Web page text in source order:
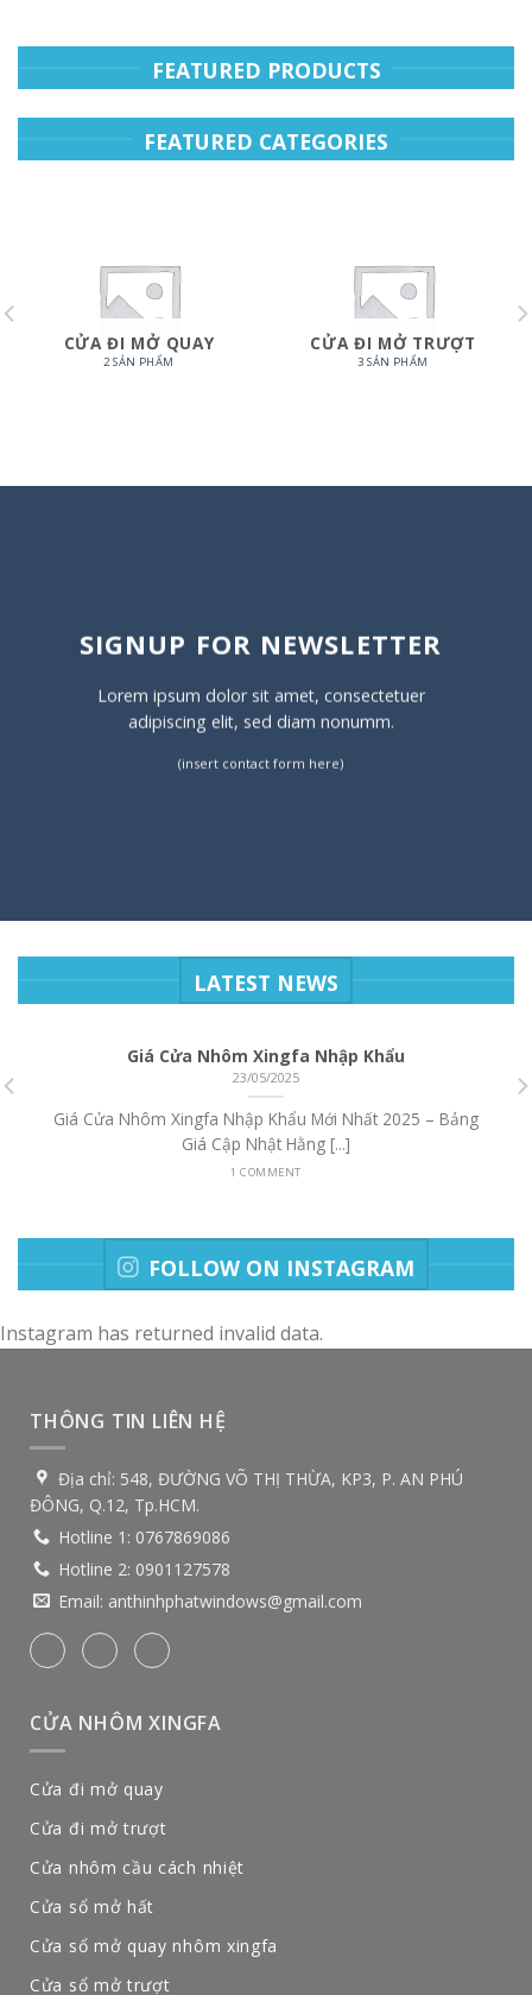
FEATURED PRODUCTS
FEATURED CATEGORIES
CỬA ĐI MỞ QUAY
2 SẢN PHẨM
CỬA ĐI MỞ TRƯỢT
3 SẢN PHẨM
SIGNUP FOR NEWSLETTER
Lorem ipsum dolor sit amet, consectetuer
adipiscing elit, sed diam nonumm.
(insert contact form here)
LATEST NEWS
Giá Cửa Nhôm Xingfa Nhập Khẩu
23/05/2025
Giá Cửa Nhôm Xingfa Nhập Khẩu Mới Nhất 2025 – Bảng
Giá Cập Nhật Hằng [...]
1 COMMENT
FOLLOW ON INSTAGRAM
Instagram has returned invalid data.
THÔNG TIN LIÊN HỆ
Địa chỉ: 548, ĐƯỜNG VÕ THỊ THỪA, KP3, P. AN PHÚ
ĐÔNG, Q.12, Tp.HCM.
Hotline 1: 0767869086
Hotline 2: 0901127578
Email: anthinhphatwindows@gmail.com
CỬA NHÔM XINGFA
Cửa đi mở quay
Cửa đi mở trượt
Cửa nhôm cầu cách nhiệt
Cửa sổ mở hất
Cửa sổ mở quay nhôm xingfa
Cửa sổ mở trượt